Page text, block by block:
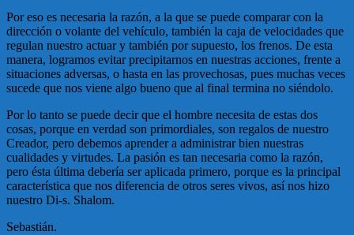
Por eso es necesaria la razón, a la que se puede comparar con la
dirección o volante del vehículo, también la caja de velocidades que
regulan nuestro actuar y también por supuesto, los frenos. De esta
manera, logramos evitar precipitarnos en nuestras acciones, frente a
situaciones adversas, o hasta en las provechosas, pues muchas veces
sucede que nos viene algo bueno que al final termina no siéndolo.
Por lo tanto se puede decir que el hombre necesita de estas dos
cosas, porque en verdad son primordiales, son regalos de nuestro
Creador, pero debemos aprender a administrar bien nuestras
cualidades y virtudes. La pasión es tan necesaria como la razón,
pero ésta última debería ser aplicada primero, porque es la principal
característica que nos diferencia de otros seres vivos, así nos hizo
nuestro Di-s. Shalom.
Sebastián.